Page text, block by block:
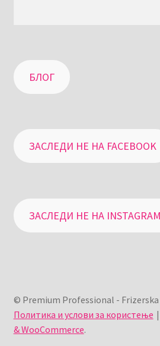
БЛОГ
ЗАСЛЕДИ НЕ НА FACEBOOK
ЗАСЛЕДИ НЕ НА INSTAGRAM
© Premium Professional - Frizerska
Политика и услови за користење
& WooCommerce.